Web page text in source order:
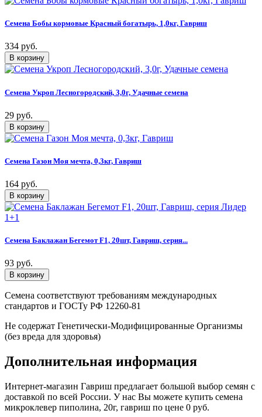
Семена Бобы кормовые Красный богатырь, 1,0кг, Гавриш
334 руб.
Семена Укроп Лесногородский, 3,0г, Удачные семена
29 руб.
Семена Газон Моя мечта, 0,3кг, Гавриш
164 руб.
Семена Баклажан Бегемот F1, 20шт, Гавриш, серия...
93 руб.
Семена соответствуют требованиям международных
стандартов и ГОСТу РФ 12260-81
Не содержат Генетически-Модифицированные Организмы
(без вреда для здоровья)
Дополнительная информация
Интернет-магазин Гавриш предлагает большой выбор семян с
доставкой по всей России. У нас Вы можете купить семена
микроклевер пиполина, 20г, гавриш по цене 0 руб.